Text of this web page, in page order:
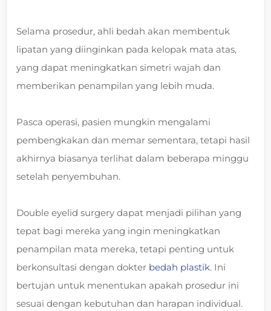
Selama prosedur, ahli bedah akan membentuk
lipatan yang diinginkan pada kelopak mata atas,
yang dapat meningkatkan simetri wajah dan
memberikan penampilan yang lebih muda.
Pasca operasi, pasien mungkin mengalami
pembengkakan dan memar sementara, tetapi hasil
akhirnya biasanya terlihat dalam beberapa minggu
setelah penyembuhan.
Double eyelid surgery dapat menjadi pilihan yang
tepat bagi mereka yang ingin meningkatkan
penampilan mata mereka, tetapi penting untuk
berkonsultasi dengan dokter bedah plastik. Ini
bertujan untuk menentukan apakah prosedur ini
sesuai dengan kebutuhan dan harapan individual.